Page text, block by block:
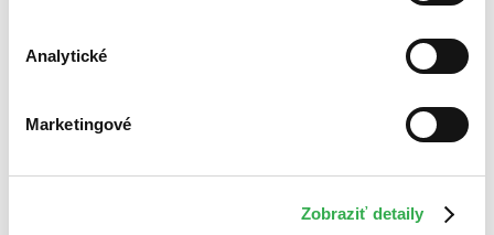
Analytické
Marketingové
Zobraziť detaily
Bestsellery
Top hodnotené
Najlacnejšie